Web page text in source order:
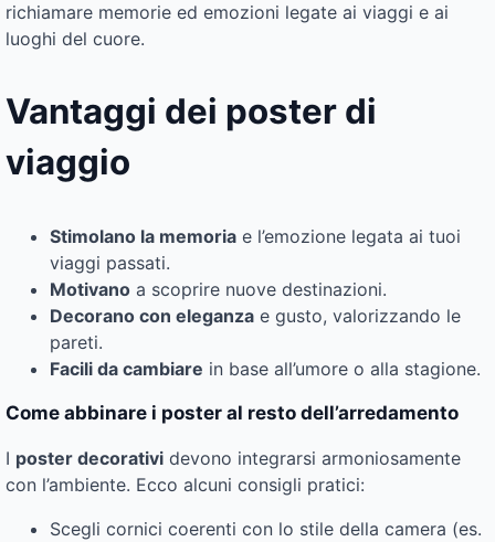
richiamare memorie ed emozioni legate ai viaggi e ai
luoghi del cuore.
Vantaggi dei poster di
viaggio
Stimolano la memoria e l’emozione legata ai tuoi
viaggi passati.
Motivano a scoprire nuove destinazioni.
Decorano con eleganza e gusto, valorizzando le
pareti.
Facili da cambiare in base all’umore o alla stagione.
Come abbinare i poster al resto dell’arredamento
I poster decorativi devono integrarsi armoniosamente
con l’ambiente. Ecco alcuni consigli pratici:
Scegli cornici coerenti con lo stile della camera (es.